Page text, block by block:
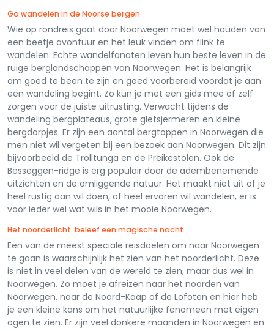
Ga wandelen in de Noorse bergen
Wie op rondreis gaat door Noorwegen moet wel houden van
een beetje avontuur en het leuk vinden om flink te
wandelen. Echte wandelfanaten leven hun beste leven in de
ruige berglandschappen van Noorwegen. Het is belangrijk
om goed te been te zijn en goed voorbereid voordat je aan
een wandeling begint. Zo kun je met een gids mee of zelf
zorgen voor de juiste uitrusting. Verwacht tijdens de
wandeling bergplateaus, grote gletsjermeren en kleine
bergdorpjes. Er zijn een aantal bergtoppen in Noorwegen die
men niet wil vergeten bij een bezoek aan Noorwegen. Dit zijn
bijvoorbeeld de Trolltunga en de Preikestolen. Ook de
Besseggen-ridge is erg populair door de adembenemende
uitzichten en de omliggende natuur. Het maakt niet uit of je
heel rustig aan wil doen, of heel ervaren wil wandelen, er is
voor ieder wel wat wils in het mooie Noorwegen.
Het noorderlicht: beleef een magische nacht
Een van de meest speciale reisdoelen om naar Noorwegen
te gaan is waarschijnlijk het zien van het noorderlicht. Deze
is niet in veel delen van de wereld te zien, maar dus wel in
Noorwegen. Zo moet je afreizen naar het noorden van
Noorwegen, naar de Noord-Kaap of de Lofoten en hier heb
je een kleine kans om het natuurlijke fenomeen met eigen
ogen te zien. Er zijn veel donkere maanden in Noorwegen en